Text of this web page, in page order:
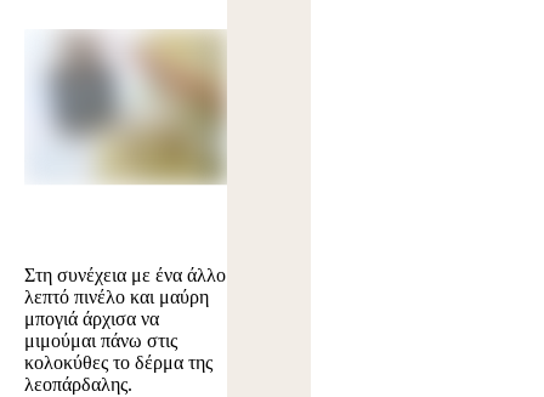
Στη συνέχεια με ένα άλλο
λεπτό πινέλο και μαύρη
μπογιά άρχισα να
μιμούμαι πάνω στις
κολοκύθες το δέρμα της
λεοπάρδαλης.